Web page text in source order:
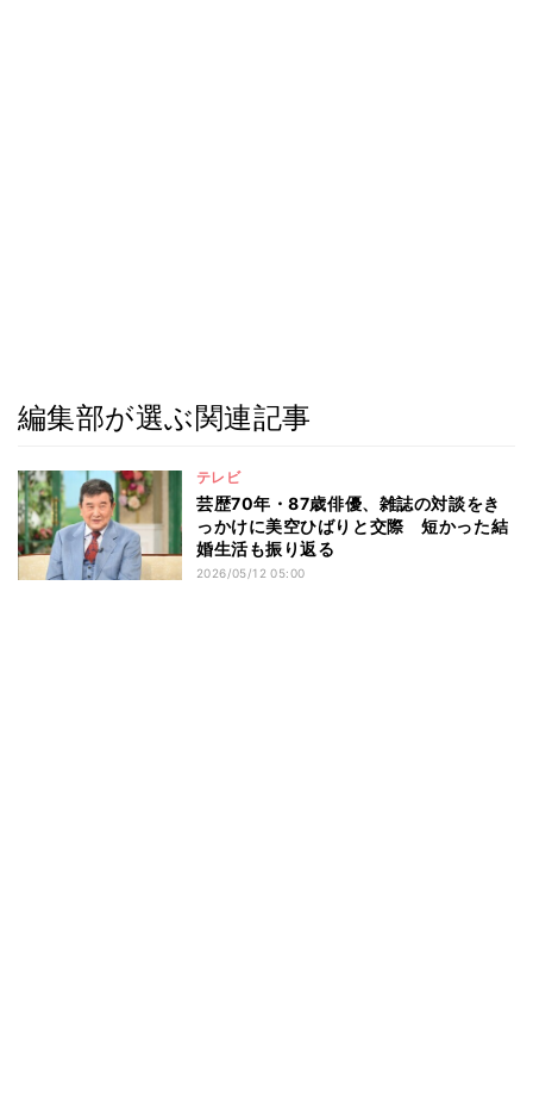
編集部が選ぶ関連記事
テレビ
芸歴70年・87歳俳優、雑誌の対談をき
っかけに美空ひばりと交際 短かった結
婚生活も振り返る
2026/05/12 05:00